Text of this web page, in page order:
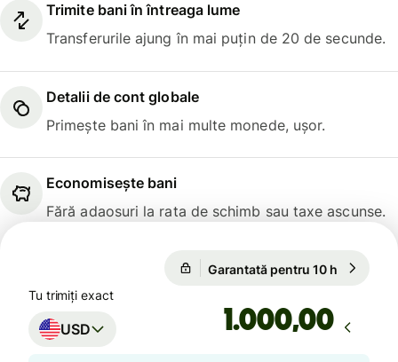
Trimite bani în întreaga lume
Transferurile ajung în mai puțin de 20 de secunde.
Detalii de cont globale
Primește bani în mai multe monede, ușor.
Economisește bani
Fără adaosuri la rata de schimb sau taxe ascunse.
Garantată pentru 10 h
Tu trimiți exact
USD ,00